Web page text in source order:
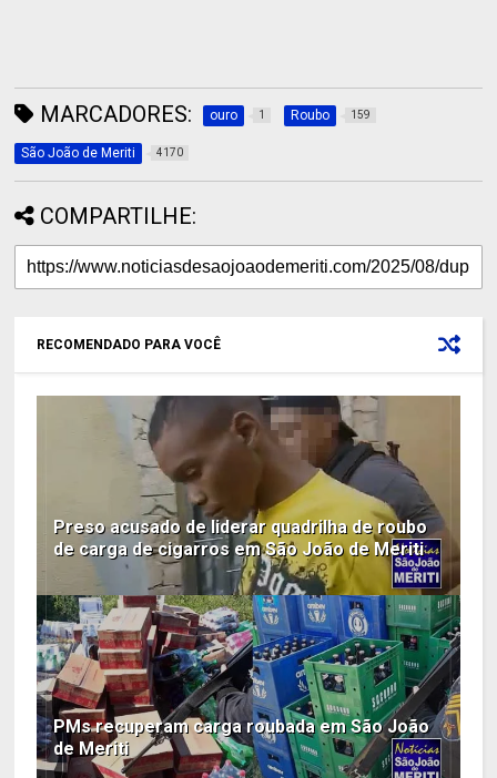
MARCADORES: ouro 1 Roubo 159
São João de Meriti 4170
COMPARTILHE:
RECOMENDADO PARA VOCÊ
Preso acusado de liderar quadrilha de roubo
de carga de cigarros em São João de Meriti
PMs recuperam carga roubada em São João
de Meriti